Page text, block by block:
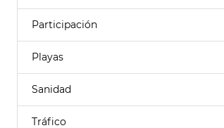
Participación
Playas
Sanidad
Tráfico